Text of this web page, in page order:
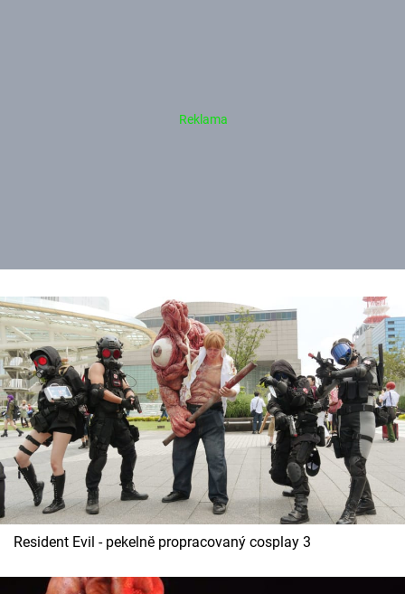
Resident Evil - pekelně propracovaný cosplay 3